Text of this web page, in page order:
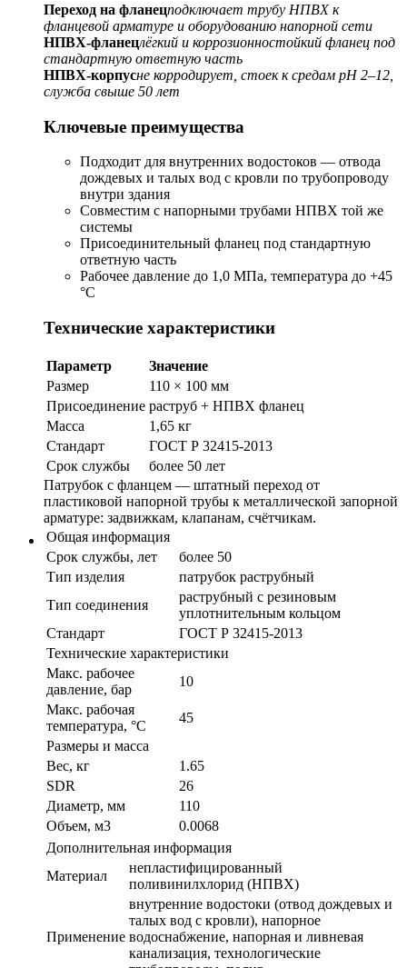
Переход на фланецподключает трубу НПВХ к
фланцевой арматуре и оборудованию напорной сети
НПВХ-фланецлёгкий и коррозионностойкий фланец под
стандартную ответную часть
НПВХ-корпусне корродирует, стоек к средам pH 2–12,
служба свыше 50 лет
Ключевые преимущества
Подходит для внутренних водостоков — отвода
дождевых и талых вод с кровли по трубопроводу
внутри здания
Совместим с напорными трубами НПВХ той же
системы
Присоединительный фланец под стандартную
ответную часть
Рабочее давление до 1,0 МПа, температура до +45
°C
Технические характеристики
Параметр
Значение
Размер
110 × 100 мм
Присоединение раструб + НПВХ фланец
Масса
1,65 кг
Стандарт
ГОСТ Р 32415-2013
Срок службы
более 50 лет
Патрубок с фланцем — штатный переход от
пластиковой напорной трубы к металлической запорной
арматуре: задвижкам, клапанам, счётчикам.
Общая информация
Срок службы, лет
более 50
Тип изделия
патрубок раструбный
Тип соединения
раструбный с резиновым
уплотнительным кольцом
Стандарт
ГОСТ Р 32415-2013
Технические характеристики
Макс. рабочее
давление, бар
10
Макс. рабочая
температура, °С
45
Размеры и масса
Вес, кг
1.65
SDR
26
Диаметр, мм
110
Объем, м3
0.0068
Дополнительная информация
Материал
непластифицированный
поливинилхлорид (НПВХ)
Применение
внутренние водостоки (отвод дождевых и
талых вод с кровли), напорное
водоснабжение, напорная и ливневая
канализация, технологические